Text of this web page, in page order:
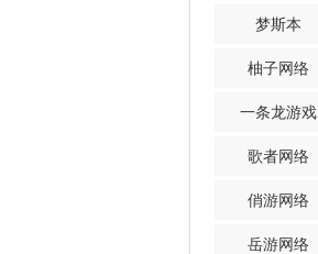
梦斯本
柚子网络
一条龙游戏
歌者网络
俏游网络
岳游网络